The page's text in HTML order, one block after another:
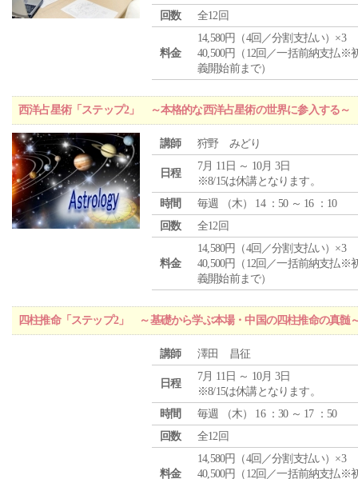
回数
全12回
料金
14,580円（4回／分割支払い）×3
40,500円（12回／一括前納支払※
義開始前まで）
西洋占星術「ステップ2」 ～本格的な西洋占星術の世界に参入する～
講師 狩野 みどり
日程
7月 11日 ～ 10月 3日
※8/15は休講となります。
時間
毎週 （木） 14 ：50 ～ 16 ：10
回数
全12回
料金
14,580円（4回／分割支払い）×3
40,500円（12回／一括前納支払※
義開始前まで）
四柱推命「ステップ2」 ～基礎から学ぶ本場・中国の四柱推命の真髄
講師 澤田 昌征
日程
7月 11日 ～ 10月 3日
※8/15は休講となります。
時間
毎週 （木） 16 ：30 ～ 17 ：50
回数
全12回
料金
14,580円（4回／分割支払い）×3
40,500円（12回／一括前納支払※